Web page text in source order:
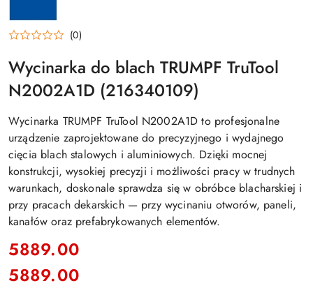
OBRÓBKI
BLACHY,
PROFESJONALNE
DLA
PRZEMYSŁU
I
DEKARSTWA
(0)
Wycinarka do blach TRUMPF TruTool
N2002A1D (216340109)
Wycinarka TRUMPF TruTool N2002A1D to profesjonalne
urządzenie zaprojektowane do precyzyjnego i wydajnego
cięcia blach stalowych i aluminiowych. Dzięki mocnej
konstrukcji, wysokiej precyzji i możliwości pracy w trudnych
warunkach, doskonale sprawdza się w obróbce blacharskiej i
przy pracach dekarskich — przy wycinaniu otworów, paneli,
kanałów oraz prefabrykowanych elementów.
cena:
5889.00
Cena:
5889.00